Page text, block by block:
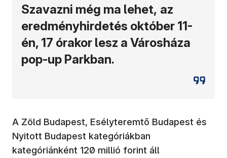
Szavazni még ma lehet, az
eredményhirdetés október 11-
én, 17 órakor lesz a Városháza
pop-up Parkban.
A Zöld Budapest, Esélyteremtő Budapest és
Nyitott Budapest kategóriákban
kategóriánként 120 millió forint áll